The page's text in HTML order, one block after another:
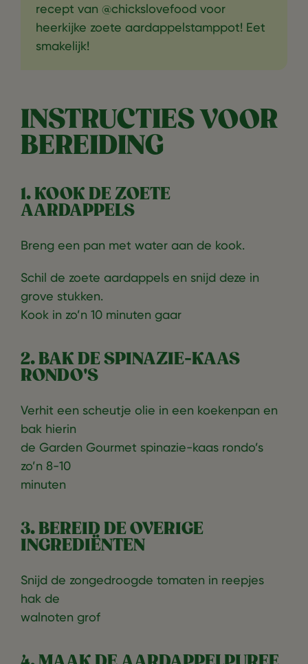
recept van @chickslovefood voor
heerkijke zoete aardappelstamppot! Eet
smakelijk!
INSTRUCTIES VOOR
BEREIDING
1. KOOK DE ZOETE
AARDAPPELS
Breng een pan met water aan de kook.
Schil de zoete aardappels en snijd deze in
grove stukken.
Kook in zo’n 10 minuten gaar
2. BAK DE SPINAZIE-KAAS
RONDO'S
Verhit een scheutje olie in een koekenpan en
bak hierin
de Garden Gourmet spinazie-kaas rondo’s
zo’n 8-10
minuten
3. BEREID DE OVERIGE
INGREDIËNTEN
Snijd de zongedroogde tomaten in reepjes
hak de
walnoten grof